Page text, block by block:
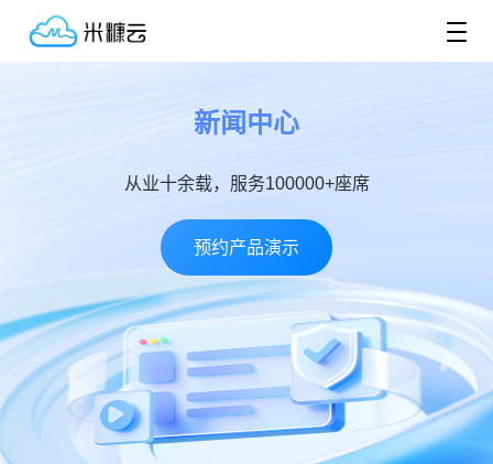
新闻中心
从业十余载，服务100000+座席
预约产品演示